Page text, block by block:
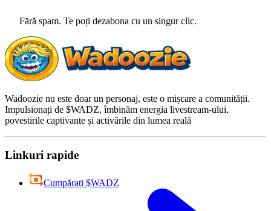
Fără spam. Te poți dezabona cu un singur clic.
Wadoozie nu este doar un personaj, este o mișcare a comunității.
Impulsionați de $WADZ, îmbinăm energia livestream-ului,
povestirile captivante și activările din lumea reală
Linkuri rapide
Cumpărați $WADZ